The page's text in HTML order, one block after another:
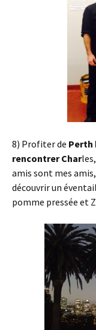
8) Profiter de Perth
rencontrer Char
amis sont mes
découvrir un
pomme pressée et